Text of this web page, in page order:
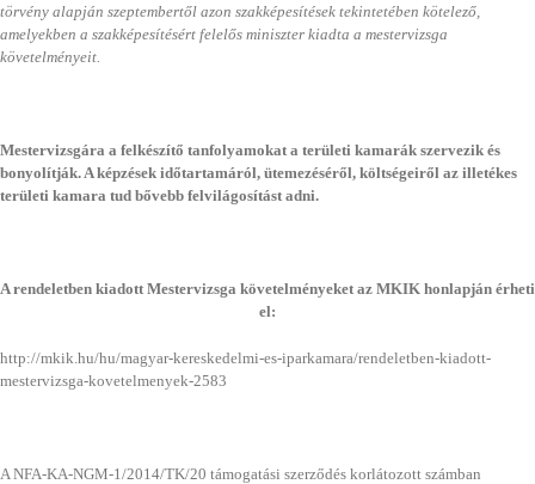
törvény alapján szeptembertől azon szakképesítések tekintetében kötelező,
amelyekben a szakképesítésért felelős miniszter kiadta a mestervizsga
követelményeit.
Mestervizsgára a felkészítő tanfolyamokat a területi kamarák szervezik és
bonyolítják. A képzések időtartamáról, ütemezéséről, költségeiről az illetékes
területi kamara tud bővebb felvilágosítást adni.
A rendeletben kiadott Mestervizsga követelményeket az MKIK honlapján érheti
el:
http://mkik.hu/hu/magyar-kereskedelmi-es-iparkamara/rendeletben-kiadott-
mestervizsga-kovetelmenyek-2583
A NFA-KA-NGM-1/2014/TK/20 támogatási szerződés korlátozott számban